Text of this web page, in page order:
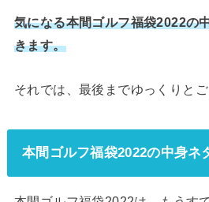
気になる本間ゴルフ福袋2022の
きます。
それでは、最後までゆっくりとご
本間ゴルフ福袋2022の中身ネ